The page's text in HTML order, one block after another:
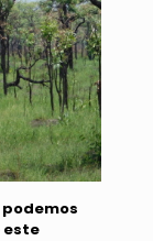
podemos
este